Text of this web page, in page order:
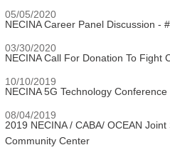
05/05/2020
NECINA Career Panel Discussion -
03/30/2020
NECINA Call For Donation To Fight
10/10/2019
NECINA 5G Technology Conference
08/04/2019
2019 NECINA / CABA/ OCEAN
Community Center